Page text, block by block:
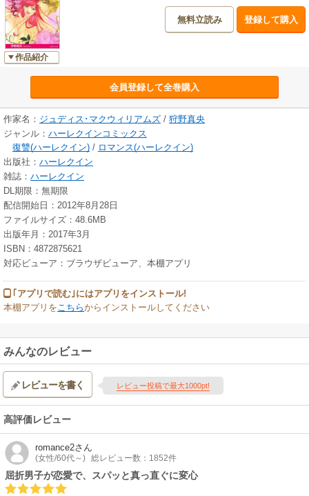
作品紹介
無料立読み 登録して購入
会員登録して全巻購入
作家名： ジュディス･マクウィリアムズ / 狩野真央
ジャンル： ハーレクインコミックス
復讐(ハーレクイン) / ロマンス(ハーレクイン)
出版社： ハーレクイン
雑誌： ハーレクイン
DL期限：無期限
配信開始日：2012年8月28日
ファイルサイズ：48.6MB
出版年月：2017年3月
ISBN：4872875621
対応ビューア：ブラウザビューア、本棚アプリ
｢アプリで読む｣にはアプリをインストール!
本棚アプリをこちらからインストールしてください
みんなのレビュー
レビューを書く レビュー投稿で最大1000pt!
高評価レビュー
romance2さん
(女性/60代～) 総レビュー数：1852件
屈折男子が恋愛で、スパッと真っ直ぐに変心